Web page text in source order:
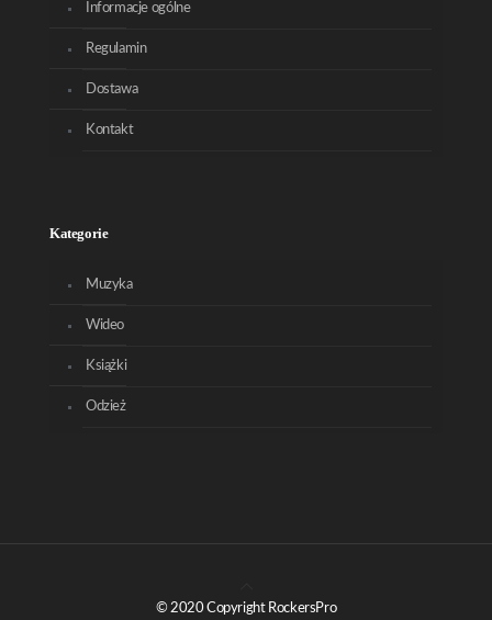
Informacje ogólne
Regulamin
Dostawa
Kontakt
Kategorie
Muzyka
Wideo
Książki
Odzież
© 2020 Copyright RockersPro